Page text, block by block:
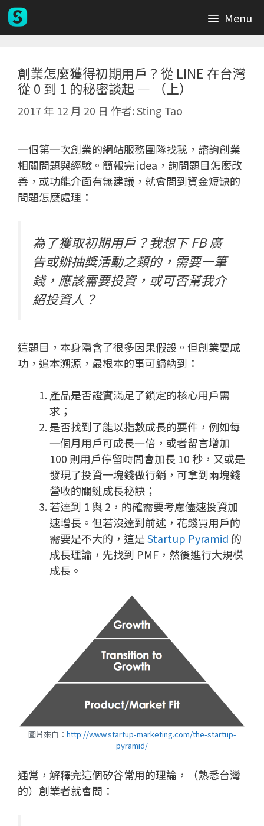
跳
至
主
Menu
創業怎麼獲得初期用戶？從 LINE 在台灣
從 0 到 1 的秘密談起 — （上）
2017 年 12 月 20 日 作者:Sting Tao
一個第一次創業的網站服務團隊找我，諮詢創業
相關問題與經驗。簡報完 idea，詢問題目怎麼改
善，或功能介面有無建議，就會問到資金短缺的
問題怎麼處理：
為了獲取初期用戶？我想下 FB 廣
告或辦抽獎活動之類的，需要一筆
錢，應該需要投資，或可否幫我介
紹投資人？
這題目，本身隱含了很多因果假設。但創業要成
功，追本溯源，最根本的事可歸納到：
產品是否證實滿足了鎖定的核心用戶需
求；
是否找到了能以指數成長的要件，例如每
一個月用戶可成長一倍，或者留言增加
100 則用戶停留時間會加長 10 秒，又或是
發現了投資一塊錢做行銷，可拿到兩塊錢
營收的關鍵成長秘訣；
若達到 1 與 2，的確需要考慮儘速投資加
速增長。但若沒達到前述，花錢買用戶的
需要是不大的，這是Startup Pyramid 的
成長理論，先找到 PMF，然後進行大規模
成長。
圖片來自： http://www.startup-marketing.com/the-startup-
pyramid/
通常，解釋完這個矽谷常用的理論，（熟悉台灣
的）創業者就會問：